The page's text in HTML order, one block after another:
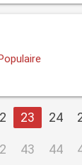
23 24
43 44